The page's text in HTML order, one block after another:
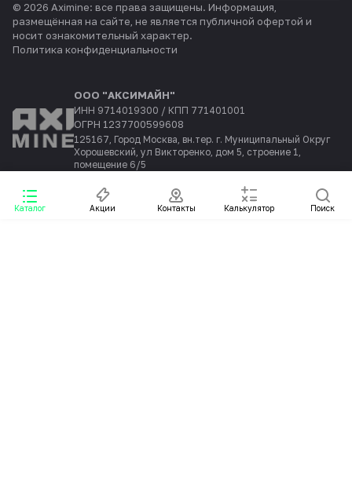
Каталог Акции Контакты Калькулятор Поиск
© 2026 Aximine: все права защищены. Информация,
размещённая на сайте, не является публичной офертой и
носит ознакомительный характер.
Политика конфиденциальности
ООО "АКСИМАЙН"
ИНН 9714019300 / КПП 771401001
ОГРН 1237700599608
125167, Город Москва, вн.тер. г. Муниципальный Округ
Хорошевский, ул Викторенко, дом 5, строение 1,
помещение 6/5